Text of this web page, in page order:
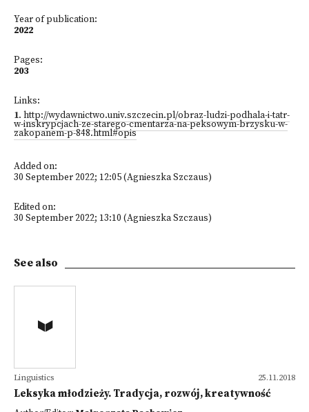
Year of publication:
2022
Pages:
203
Links:
1. http://wydawnictwo.univ.szczecin.pl/obraz-ludzi-podhala-i-tatr-
w-inskrypcjach-ze-starego-cmentarza-na-peksowym-brzysku-w-
zakopanem-p-848.html#opis
Added on:
30 September 2022; 12:05 (Agnieszka Szczaus)
Edited on:
30 September 2022; 13:10 (Agnieszka Szczaus)
See also
25.11.2018
Linguistics
Leksyka młodzieży. Tradycja, rozwój, kreatywność